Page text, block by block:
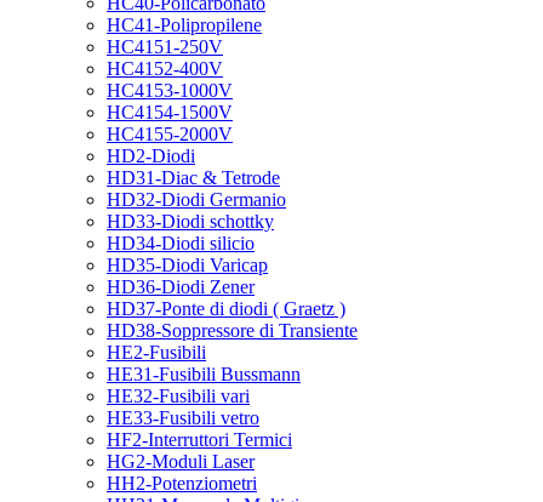
HC41-Polipropilene
HC4151-250V
HC4152-400V
HC4153-1000V
HC4154-1500V
HC4155-2000V
HD2-Diodi
HD31-Diac & Tetrode
HD32-Diodi Germanio
HD33-Diodi schottky
HD34-Diodi silicio
HD35-Diodi Varicap
HD36-Diodi Zener
HD37-Ponte di diodi ( Graetz )
HD38-Soppressore di Transiente
HE2-Fusibili
HE31-Fusibili Bussmann
HE32-Fusibili vari
HE33-Fusibili vetro
HF2-Interruttori Termici
HG2-Moduli Laser
HH2-Potenziometri